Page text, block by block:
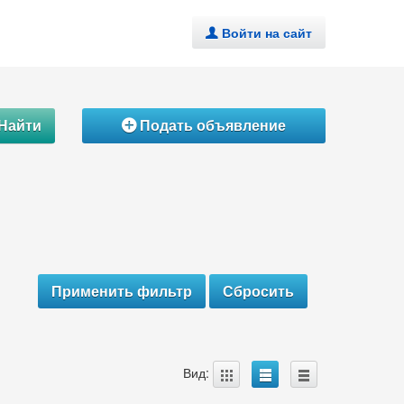
. Войти на сайт
ÁПодать объявление
Вид: A B C